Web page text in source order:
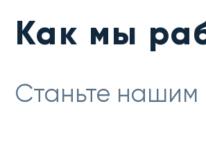
Как мы
Станьте нашим